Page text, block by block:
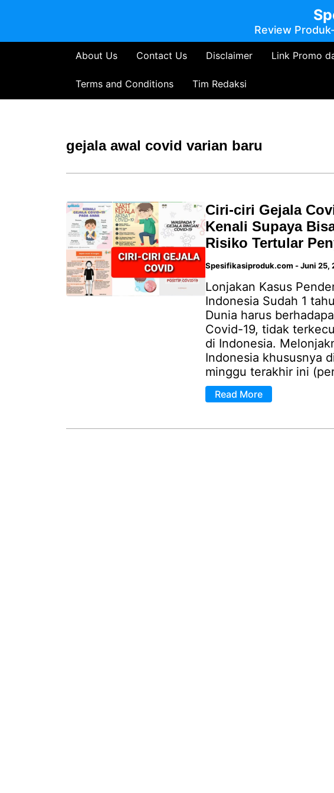
Review
About Us Contact Us Disclaimer Link Promo
Terms and Conditions Tim Redaksi
gejala awal covid varian baru
Ciri-ciri Gejala
Kenali Supaya
Risiko Tertular
Spesifikasiproduk.com -Juni 25,
Lonjakan Kasus
Indonesia Sudah 1
Dunia harus
Covid-19, tidak
di Indonesia.
Indonesia khususnya
minggu terakhir ini
Read More